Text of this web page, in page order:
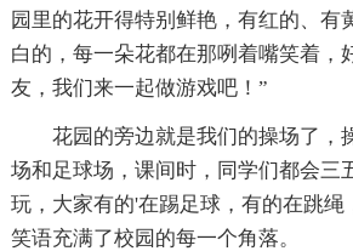
园里的花开得特别鲜艳，有红的、有
白的，每一朵花都在那咧着嘴笑着，
友，我们来一起做游戏吧！”
花园的旁边就是我们的操场了，
场和足球场，课间时，同学们都会三
玩，大家有的'在踢足球，有的在跳绳
笑语充满了校园的每一个角落。